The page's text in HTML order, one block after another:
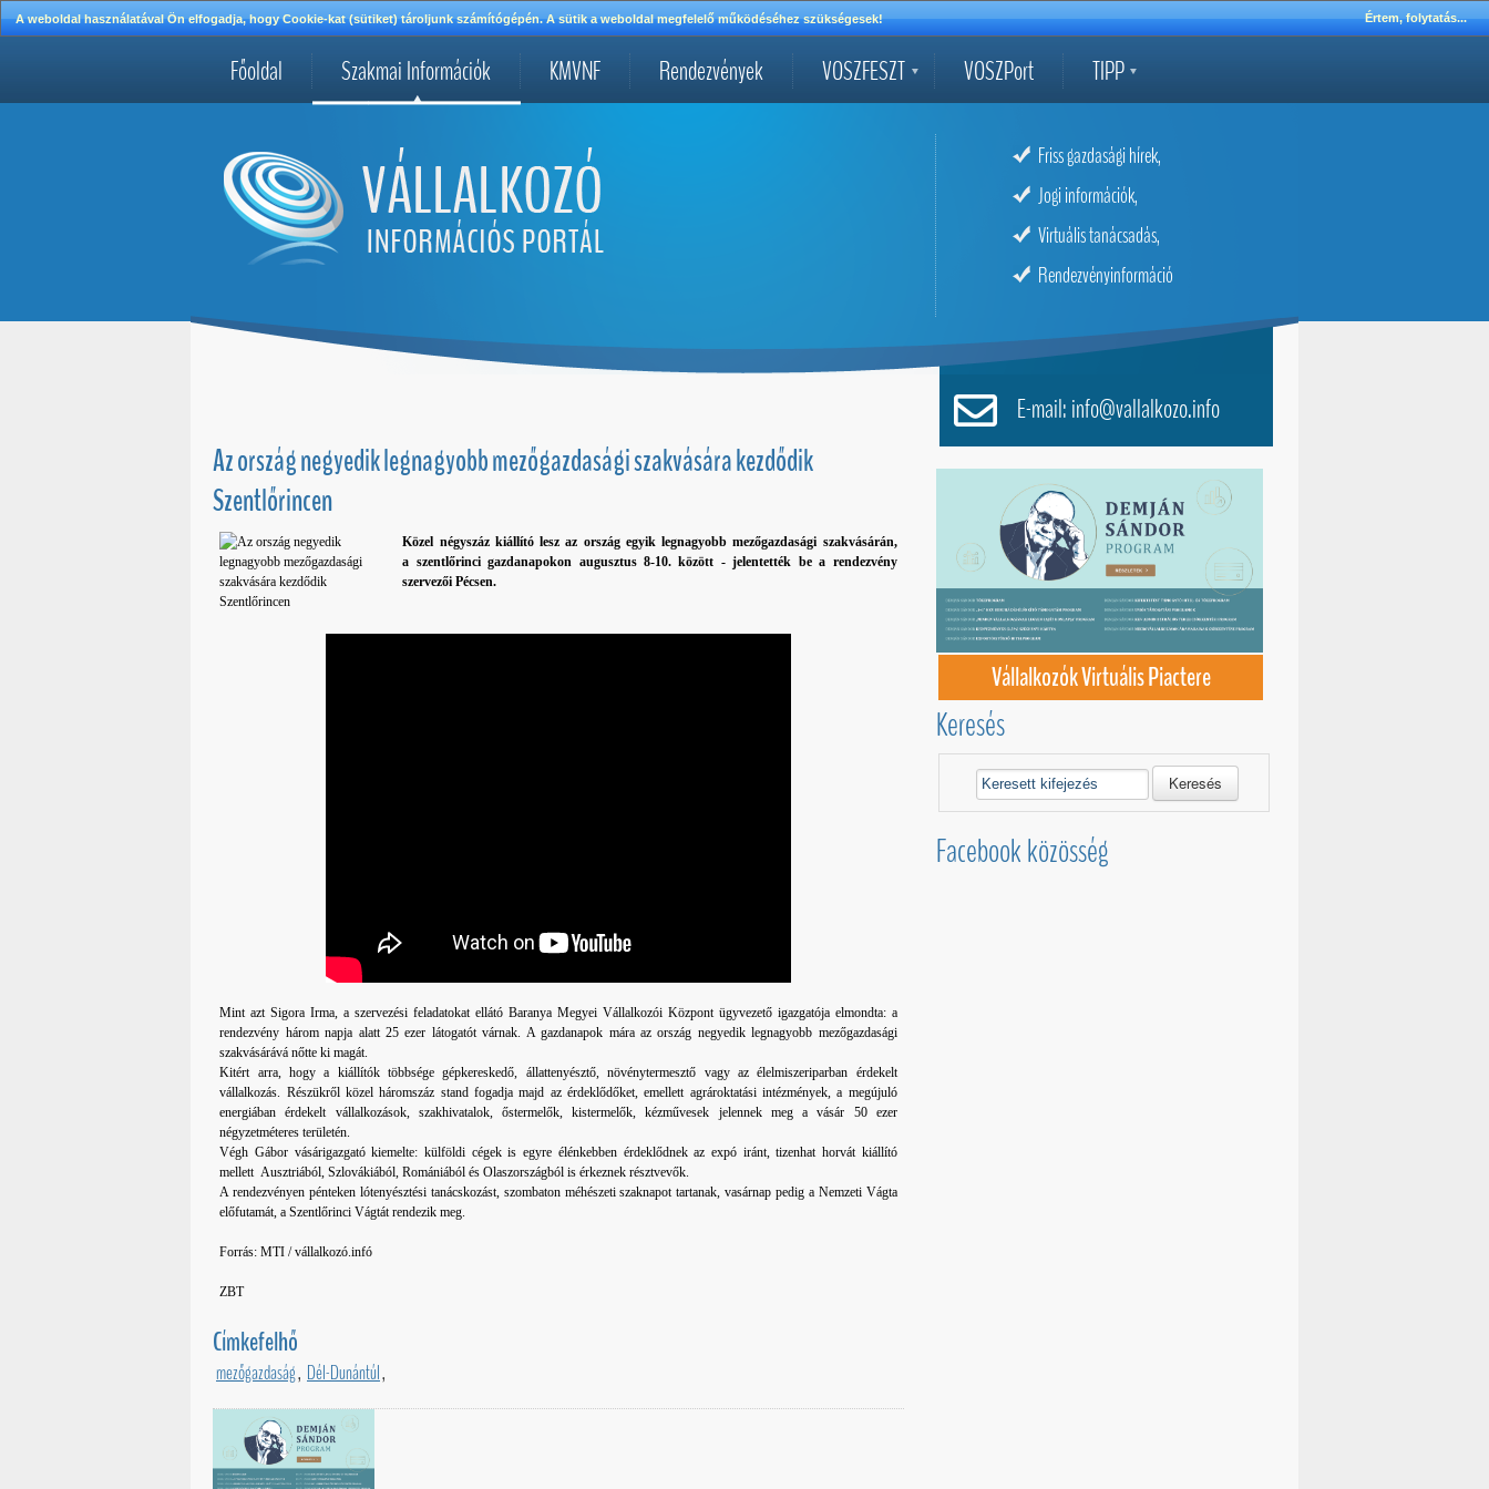
A weboldal használatával Ön elfogadja, hogy Cookie-kat (sütiket) tároljunk számítógépén. A sütik a weboldal megfelelő működéséhez szükségesek! Értem, folytatás...
Főoldal Szakmai Információk KMVNF Rendezvények VOSZFESZT VOSZPort TIPP
Friss gazdasági hírek,
Jogi információk,
Virtuális tanácsadás,
Rendezvényinformáció
Az ország negyedik legnagyobb mezőgazdasági szakvására kezdődik
Szentlőrincen
Közel négyszáz kiállító lesz az ország egyik legnagyobb mezőgazdasági szakvásárán,
a szentlőrinci gazdanapokon augusztus 8-10. között - jelentették be a rendezvény
szervezői Pécsen.
Mint azt Sigora Irma, a szervezési feladatokat ellátó Baranya Megyei Vállalkozói Központ ügyvezető igazgatója elmondta: a
rendezvény három napja alatt 25 ezer látogatót várnak. A gazdanapok mára az ország negyedik legnagyobb mezőgazdasági
szakvásárává nőtte ki magát.
Kitért arra, hogy a kiállítók többsége gépkereskedő, állattenyésztő, növénytermesztő vagy az élelmiszeriparban érdekelt
vállalkozás. Részükről közel háromszáz stand fogadja majd az érdeklődőket, emellett agrároktatási intézmények, a megújuló
energiában érdekelt vállalkozások, szakhivatalok, őstermelők, kistermelők, kézművesek jelennek meg a vásár 50 ezer
négyzetméteres területén.
Végh Gábor vásárigazgató kiemelte: külföldi cégek is egyre élénkebben érdeklődnek az expó iránt, tizenhat horvát kiállító
mellett Ausztriából, Szlovákiából, Romániából és Olaszországból is érkeznek résztvevők.
A rendezvényen pénteken lótenyésztési tanácskozást, szombaton méhészeti szaknapot tartanak, vasárnap pedig a Nemzeti Vágta
előfutamát, a Szentlőrinci Vágtát rendezik meg.
Forrás: MTI / vállalkozó.infó
ZBT
Címkefelhő
mezőgazdaság, Dél-Dunántúl,
E-mail: info@vallalkozo.info
Vállalkozók Virtuális Piactere
Keresés
Keresés
Facebook közösség